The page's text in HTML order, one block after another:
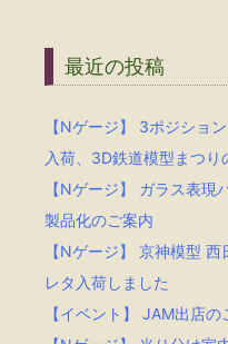
最近の投稿
【Nゲージ】 3ポジショ
入荷、3D鉄道模型まつり
【Nゲージ】 ガラス表
製品化のご案内
【Nゲージ】 京神模型
レタ入荷しました
【イベント】 JAM出店の